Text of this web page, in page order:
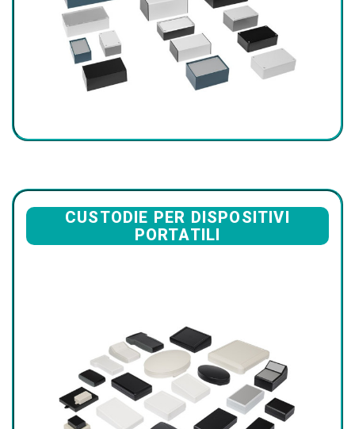
CUSTODIE PER DISPOSITIVI
PORTATILI